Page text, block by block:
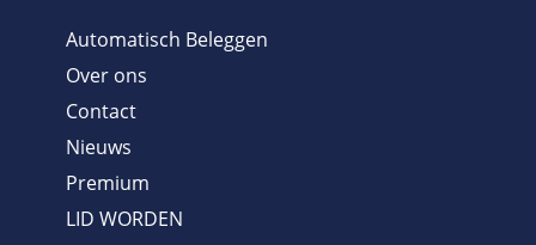
Automatisch Beleggen
Over ons
Contact
Nieuws
Premium
LID WORDEN